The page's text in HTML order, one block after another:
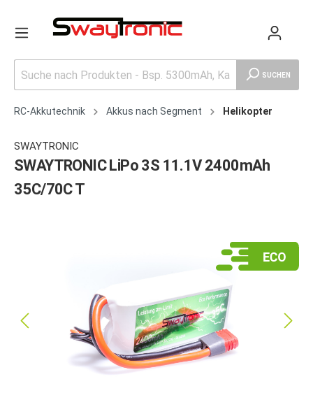
SUCHEN
RC-Akkutechnik Akkus nach Segment Helikopter
SWAYTRONIC
SWAYTRONIC LiPo 3S 11.1V 2400mAh
35C/70C T